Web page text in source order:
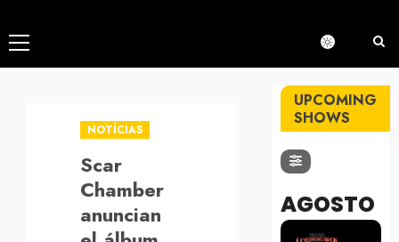
Menú
principal
NOTÍCIAS
Scar
Chamber
anuncian
UPCOMING
SHOWS
AGOSTO